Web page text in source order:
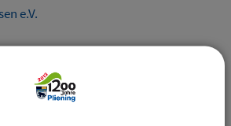
e.V.